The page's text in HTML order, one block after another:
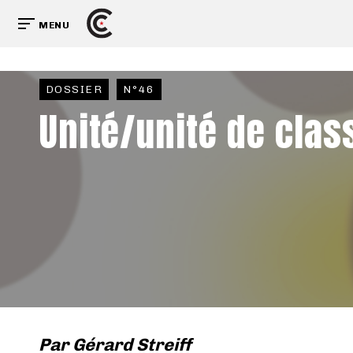
MENU
DOSSIER N°46
Unité/unité de
ParGérard Streiff